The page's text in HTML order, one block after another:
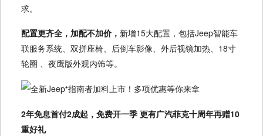
求。
配置更齐全，加配不加价， 新增15大配置，包括Jeep智能车
联服务系统、双拼座椅、后倒车影像、外后视镜加热、18寸
轮圈 、夜鹰版外观内饰等。
2年免息首付2成起，免费开一季 更有广汽菲克十周年再赠10
重好礼